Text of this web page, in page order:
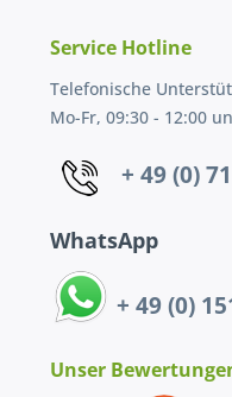
Service Hotline
Telefonische
Mo-Fr, 09:30 - 12:00
+ 49 (0)
WhatsApp
+ 49 (0)
Unser